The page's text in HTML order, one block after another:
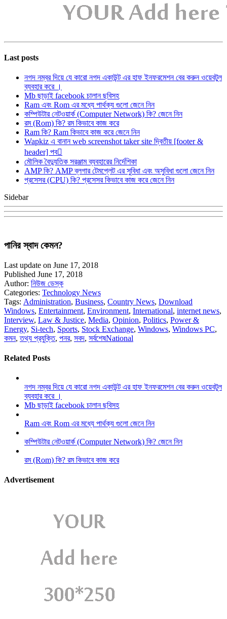
Last posts
নগদ নম্বর দিয়ে যে কারো নগদ একাউন্ট এর হাফ ইনফরমেশন বের করুন ওয়েবটুল
ব্যবহার করে ।
Mb ছাড়াই facebook চালান ছবিসহ
Ram এবং Rom এর মধ্যে পার্থক্য গুলো জেনে নিন
কম্পিউটার নেটওয়ার্ক (Computer Network) কি? জেনে নিন
রম (Rom) কি? রম কিভাবে কাজ করে
Ram কি? Ram কিভাবে কাজ করে জেনে নিন
Wapkiz এ বানান web screenshot taker site দ্বিতীয় [footer &
header] পব
মৌলিক বৈদ্যুতিক সরঞ্জাম ব্যবহারের নির্দেশিকা
AMP কি? AMP ব্লগার টেমপ্লেট এর সুবিধা এবং অসুবিধা গুলো জেনে নিন
প্রসেসর (CPU) কি? প্রসেসর কিভাবে কাজ করে জেনে নিন
Sidebar
পানির স্বাদ কেমন?
Last update on June 17, 2018
Published June 17, 2018
Author: নিউজ ডেস্ক
Categories: Technology News
Tags: Administration, Business, Country News, Download
Windows, Entertainment, Environment, International, internet news,
Interview, Law & Justice, Media, Opinion, Politics, Power &
Energy, Si-tech, Sports, Stock Exchange, Windows, Windows PC,
কমন,তথ্য প্রযুক্তি, পনর, সবদ, সর্বশেষNational
Related Posts
নগদ নম্বর দিয়ে যে কারো নগদ একাউন্ট এর হাফ ইনফরমেশন বের করুন ওয়েবটুল
ব্যবহার করে ।
Mb ছাড়াই facebook চালান ছবিসহ
Ram এবং Rom এর মধ্যে পার্থক্য গুলো জেনে নিন
কম্পিউটার নেটওয়ার্ক (Computer Network) কি? জেনে নিন
রম (Rom) কি? রম কিভাবে কাজ করে
Advertisement